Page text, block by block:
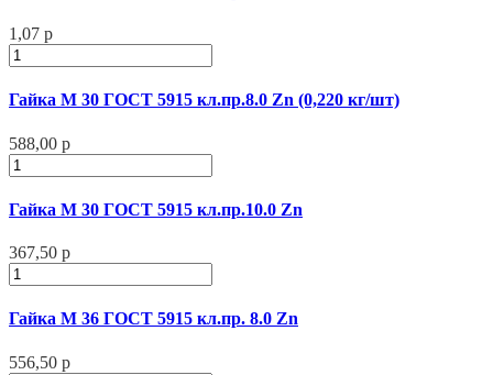
1,07 р
Гайка М 30 ГОСТ 5915 кл.пр.8.0 Zn (0,220 кг/шт)
588,00 р
Гайка М 30 ГОСТ 5915 кл.пр.10.0 Zn
367,50 р
Гайка М 36 ГОСТ 5915 кл.пр. 8.0 Zn
556,50 р